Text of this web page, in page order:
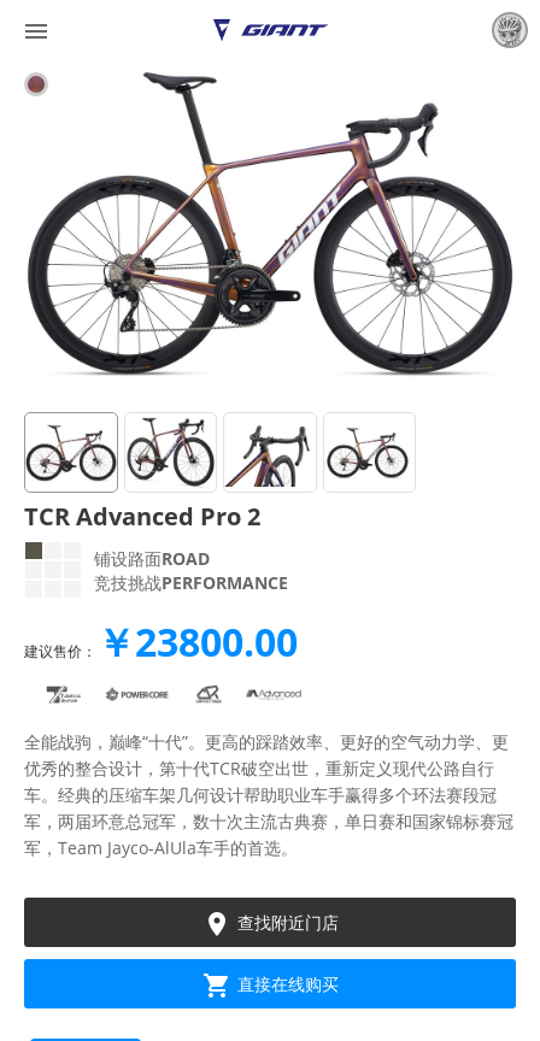

TCR Advanced Pro 2
铺设路面ROAD
竞技挑战PERFORMANCE
建议售价： ￥23800.00
全能战驹，巅峰“十代”。更高的踩踏效率、更好的空气动力学、更
优秀的整合设计，第十代TCR破空出世，重新定义现代公路自行
车。经典的压缩车架几何设计帮助职业车手赢得多个环法赛段冠
军，两届环意总冠军，数十次主流古典赛，单日赛和国家锦标赛冠
军，Team Jayco-AlUla车手的首选。
 查找附近门店
 直接在线购买